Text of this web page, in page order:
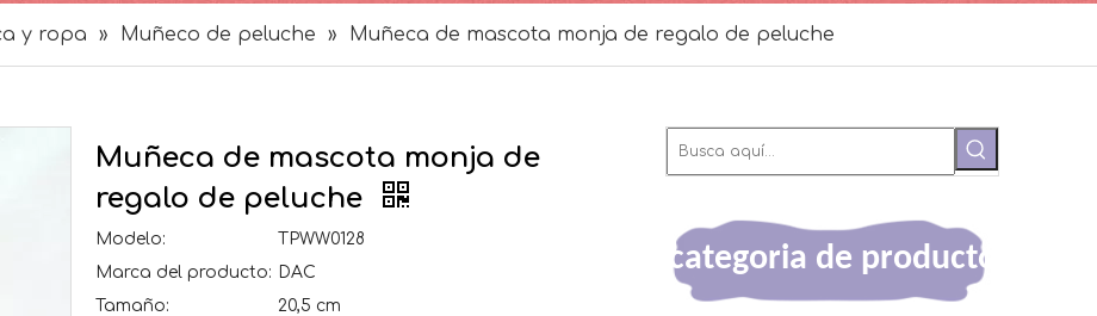
y ropa » Muñeco de peluche » Muñeca de mascota monja de regalo de peluche
Muñeca de mascota monja de
regalo de peluche
Modelo:
TPWW0128
Marca del producto: DAC
Tamaño:
20,5 cm
categoria de producto